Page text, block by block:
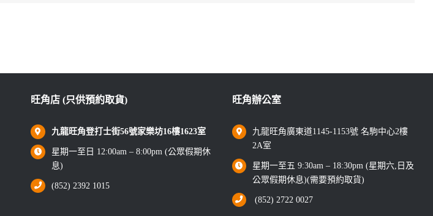
旺角店 (只供預約取貨)
九龍旺角登打士街56號家樂坊16樓1623室
星期一至日 12:00am – 8:00pm (公眾假期休
息)
(852) 2392 1015
旺角辦公室
九龍旺角廣東道1145-1153號 名駒中心2樓
2A室
星期一至五 9:30am – 18:30pm (星期六,日及
公眾假期休息)(需要預約取貨)
(852) 2722 0027